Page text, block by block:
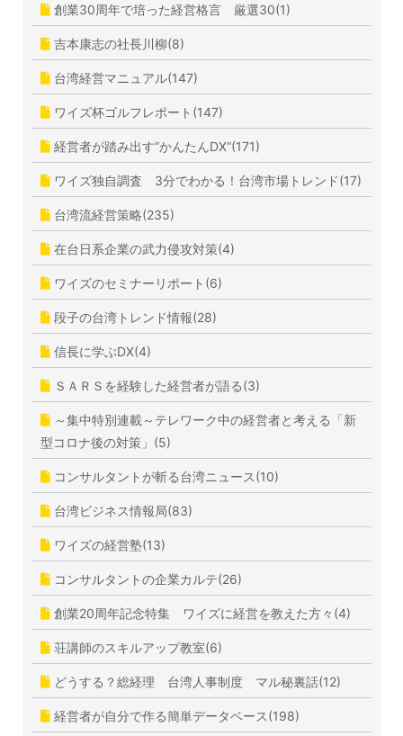
創業30周年で培った経営格言 厳選30(1)
吉本康志の社長川柳(8)
台湾経営マニュアル(147)
ワイズ杯ゴルフレポート(147)
経営者が踏み出す”かんたんDX”(171)
ワイズ独自調査 3分でわかる！台湾市場トレンド(17)
台湾流経営策略(235)
在台日系企業の武力侵攻対策(4)
ワイズのセミナーリポート(6)
段子の台湾トレンド情報(28)
信長に学ぶDX(4)
ＳＡＲＳを経験した経営者が語る(3)
～集中特別連載～テレワーク中の経営者と考える「新
型コロナ後の対策」(5)
コンサルタントが斬る台湾ニュース(10)
台湾ビジネス情報局(83)
ワイズの経営塾(13)
コンサルタントの企業カルテ(26)
創業20周年記念特集 ワイズに経営を教えた方々(4)
荘講師のスキルアップ教室(6)
どうする？総経理 台湾人事制度 マル秘裏話(12)
経営者が自分で作る簡単データベース(198)